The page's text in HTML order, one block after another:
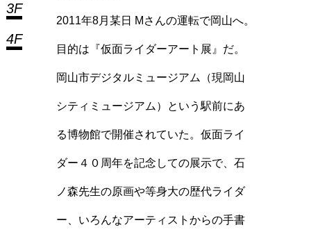
3F
4F
2011年8月某日 Mさんの運転で岡山へ。
目的は『仮面ライダーアート展』だ。
岡山市デジタルミュージアム（現岡山
シティミュージアム）という駅前にあ
る博物館で開催されていた。仮面ライ
ダー４０周年を記念しての展示で、石
ノ森先生の原画や等身大の歴代ライダ
ー、いろんなアーティストからの手書